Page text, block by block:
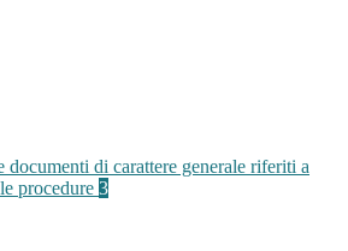
documenti di carattere generale riferiti a
procedure 3